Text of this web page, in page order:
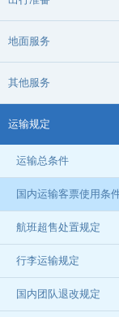
地面服务
其他服务
运输规定
运输总条件
国内运输客票使用条
航班超售处置规定
行李运输规定
国内团队退改规定